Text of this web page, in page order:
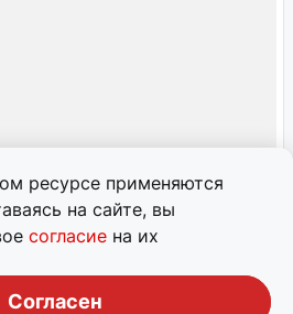
ресурсе применяются
на сайте, вы
согласие на их
Согласен